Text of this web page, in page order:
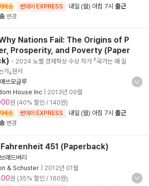
배송 썬데이 EXPRESS 내일 (월) 아침 7시 출근
변경
Nations Fail: The Origins of P
Prosperity, and Poverty (Paper
- 2024 노벨 경제학상 수상 작가 『국가는 왜 실
가』원서
쓰모글루
House Inc
2013년 09월
원 (40% 할인 / 140원)
배송 썬데이 EXPRESS 내일 (월) 아침 7시 출근
변경
Fahrenheit 451 (Paperback)
래드버리
& Schuster
2012년 01월
원 (35% 할인 / 160원)